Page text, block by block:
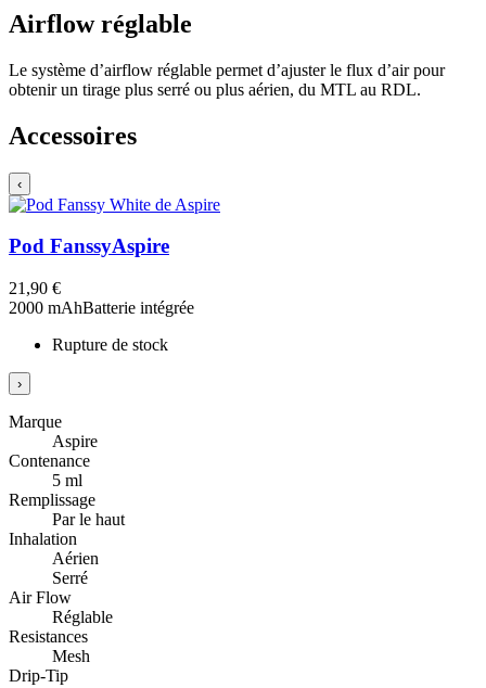
Airflow réglable
Le système d’airflow réglable permet d’ajuster le flux d’air pour
obtenir un tirage plus serré ou plus aérien, du MTL au RDL.
Accessoires
‹
Pod FanssyAspire
21,90 €
2000 mAhBatterie intégrée
Rupture de stock
›
Marque
Aspire
Contenance
5 ml
Remplissage
Par le haut
Inhalation
Aérien
Serré
Air Flow
Réglable
Resistances
Mesh
Drip-Tip